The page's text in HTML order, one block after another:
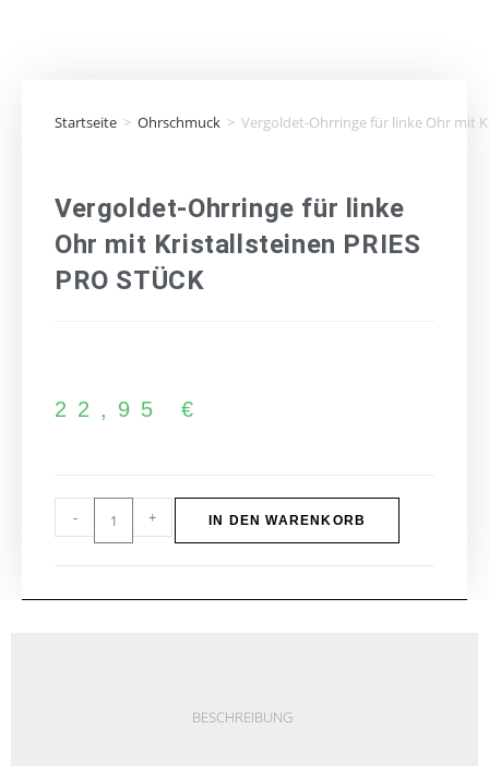
Startseite > Ohrschmuck > Vergoldet-Ohrringe für linke Ohr mit
Vergoldet-Ohrringe für linke
Ohr mit Kristallsteinen PRIES
PRO STÜCK
22,95 €
- + IN DEN WARENKORB
BESCHREIBUNG